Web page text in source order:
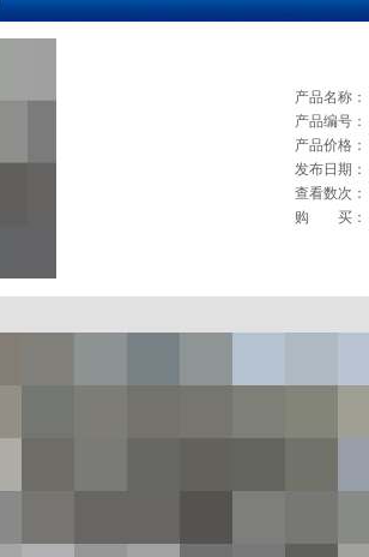
产品名称：
产品编号：
产品价格：
发布日期：
查看数次：
购 买：